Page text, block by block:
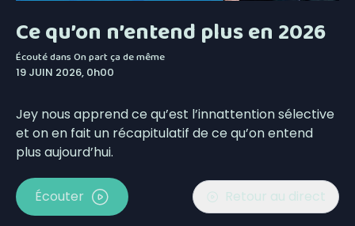
Ce qu’on n’entend plus en 2026
Écouté dansOn part ça de même
19 JUIN 2026, 0h00
Jey nous apprend ce qu’est l’innattention sélective
et on en fait un récapitulatif de ce qu’on entend
plus aujourd’hui.
Écouter Retour au direct